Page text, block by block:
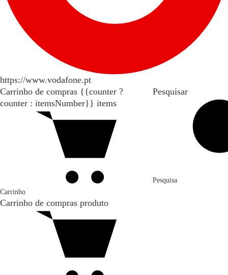
https://www.vodafone.pt
Carrinho de compras {{counter ?
counter : itemsNumber}} items
Carrinho
Carrinho de compras produto
Pesquisar
Pesquisa